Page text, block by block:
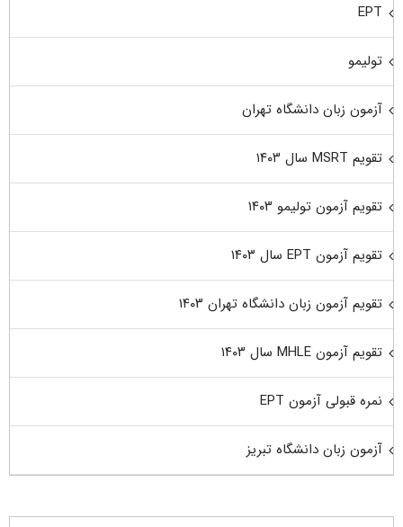
EPT
تولیمو
آزمون زبان دانشگاه تهران
تقویم MSRT سال ۱۴۰۳
تقویم آزمون تولیمو ۱۴۰۳
تقویم آزمون EPT سال ۱۴۰۳
تقویم آزمون زبان دانشگاه تهران ۱۴۰۳
تقویم آزمون MHLE سال ۱۴۰۳
نمره قبولی آزمون EPT
آزمون زبان دانشگاه تبریز